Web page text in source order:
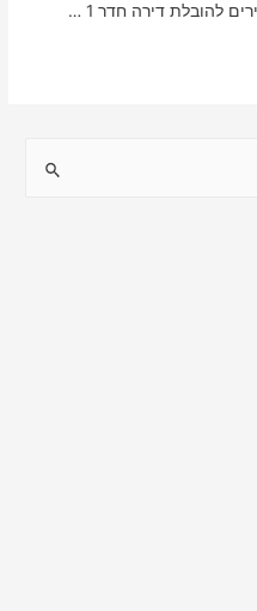
להובלת דירה חדר 1 …